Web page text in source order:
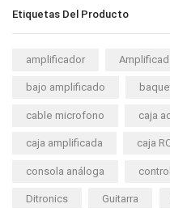
Etiquetas Del Producto
amplificador
bajo amplificado
cable microfono caja
caja amplificada caja
consola análoga
Ditronics Guitarra